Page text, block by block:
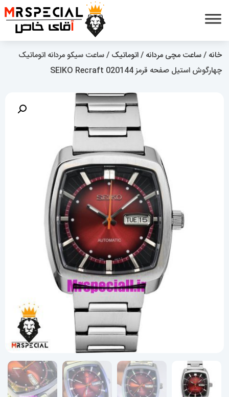
خانه /ساعت مچی مردانه /اتوماتیک / ساعت سیکو مردانه اتوماتیک
چهارگوش استیل صفحه قرمز 020144 SEIKO Recraft